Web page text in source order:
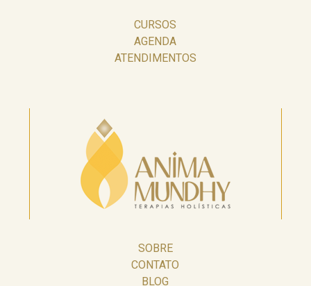
CURSOS
AGENDA
ATENDIMENTOS
SOBRE
CONTATO
BLOG